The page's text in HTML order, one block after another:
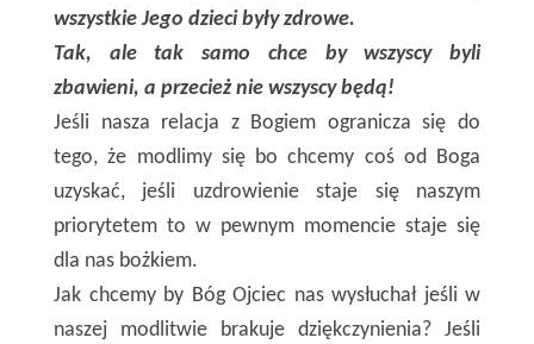
wszystkie Jego dzieci były zdrowe.
Tak, ale tak samo chce by wszyscy byli
zbawieni, a przecież nie wszyscy będą!
Jeśli nasza relacja z Bogiem ogranicza się do
tego, że modlimy się bo chcemy coś od Boga
uzyskać, jeśli uzdrowienie staje się naszym
priorytetem to w pewnym momencie staje się
dla nas bożkiem.
Jak chcemy by Bóg Ojciec nas wysłuchał jeśli w
naszej modlitwie brakuje dziękczynienia? Jeśli